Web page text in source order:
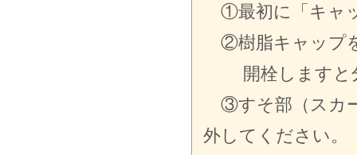
①最初に「キャ
②樹脂キャップ
開栓しますと分
③すそ部（スカ
外してください。